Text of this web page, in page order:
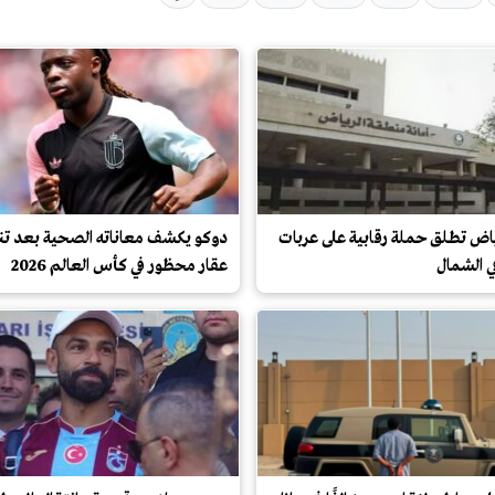
تطلق حملة رقابية على عربات
الشمال
دوكو يكشف معاناته الصحية بعد
عقار محظور في كأس العالم 2026